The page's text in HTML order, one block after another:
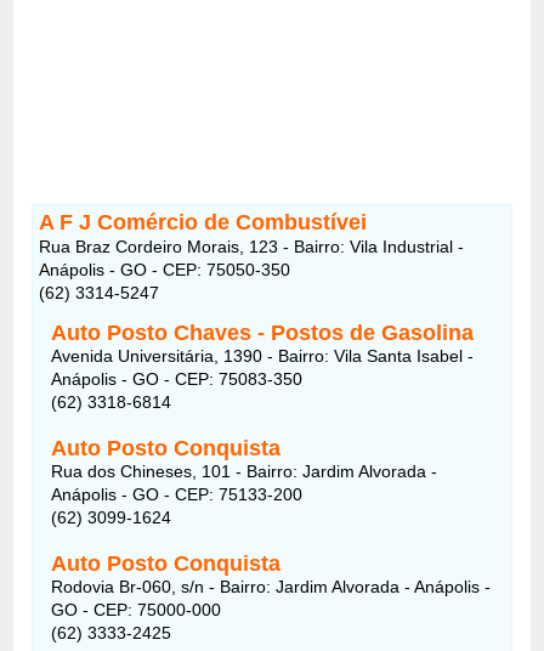
A F J Comércio de Combustívei
Rua Braz Cordeiro Morais, 123 - Bairro: Vila Industrial -
Anápolis - GO - CEP: 75050-350
(62) 3314-5247
Auto Posto Chaves - Postos de Gasolina
Avenida Universitária, 1390 - Bairro: Vila Santa Isabel -
Anápolis - GO - CEP: 75083-350
(62) 3318-6814
Auto Posto Conquista
Rua dos Chineses, 101 - Bairro: Jardim Alvorada -
Anápolis - GO - CEP: 75133-200
(62) 3099-1624
Auto Posto Conquista
Rodovia Br-060, s/n - Bairro: Jardim Alvorada - Anápolis -
GO - CEP: 75000-000
(62) 3333-2425